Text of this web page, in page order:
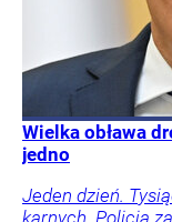
Wielka obława
jedno
Jeden dzień.
karnych. Policja